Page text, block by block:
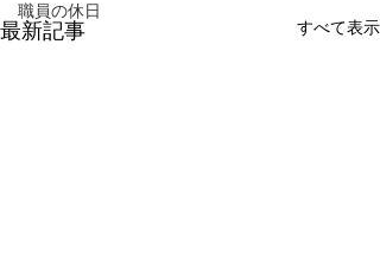
職員の休日
最新記事 すべて表示